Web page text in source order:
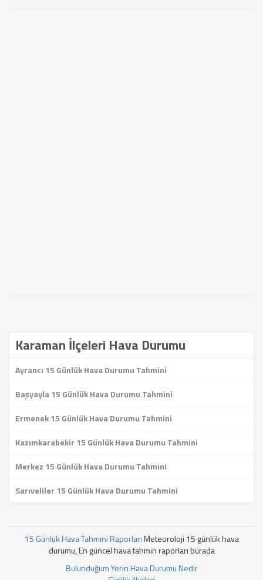
Karaman İlçeleri Hava Durumu
Ayrancı 15 Günlük Hava Durumu Tahmini
Başyayla 15 Günlük Hava Durumu Tahmini
Ermenek 15 Günlük Hava Durumu Tahmini
Kazımkarabekir 15 Günlük Hava Durumu Tahmini
Merkez 15 Günlük Hava Durumu Tahmini
Sarıveliler 15 Günlük Hava Durumu Tahmini
15 Günlük Hava Tahmini RaporlarıMeteoroloji 15 günlük hava
durumu, En güncel hava tahmin raporları burada
Bulunduğum Yerin Hava Durumu Nedir